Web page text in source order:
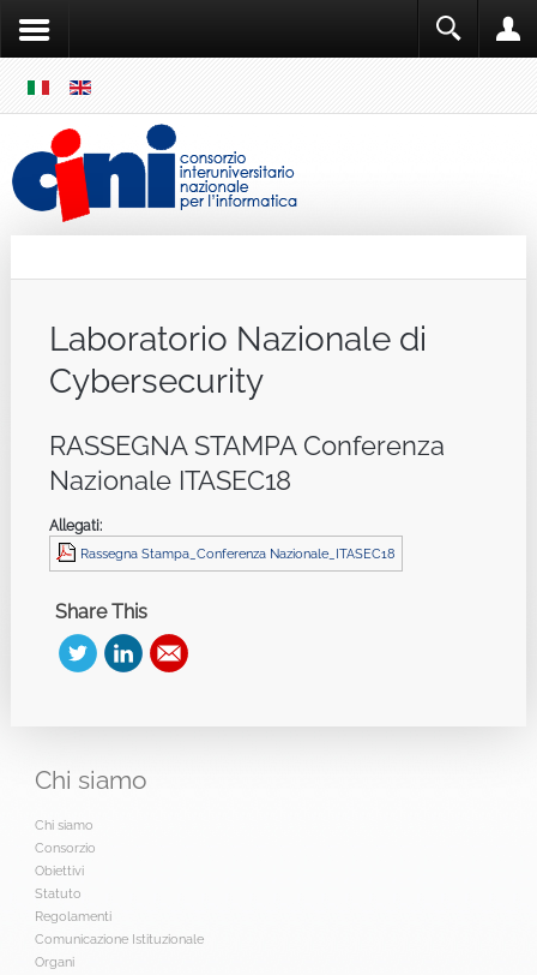
MENU
Laboratorio Nazionale di
Cybersecurity
RASSEGNA STAMPA Conferenza
Nazionale ITASEC18
Allegati:
Rassegna Stampa_Conferenza Nazionale_ITASEC18
Share This
Chi siamo
Chi siamo
Consorzio
Obiettivi
Statuto
Regolamenti
Comunicazione Istituzionale
Organi